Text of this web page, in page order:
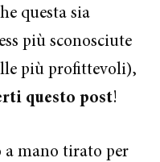
questa sia
più sconosciute
più profittevoli),
questo post!
a mano tirato per